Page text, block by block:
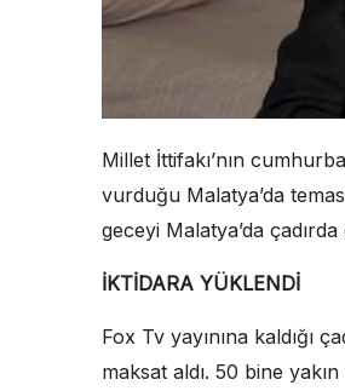
Millet İttifakı’nın
vurduğu Malatya’da
geceyi Malatya’da
İKTİDARA YÜKLENDİ
Fox Tv yayınına kaldığı
maksat aldı. 50 bine